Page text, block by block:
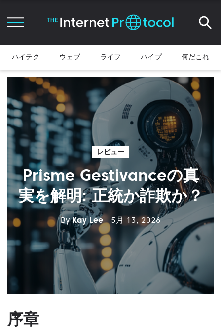
ハイテク ウェブ ライフ ハイプ 何だこれ
レビュー
Prisme Gestivanceの真
実を解明: 正統か詐欺か？
ByKay Lee - 5月 13, 2026
序章